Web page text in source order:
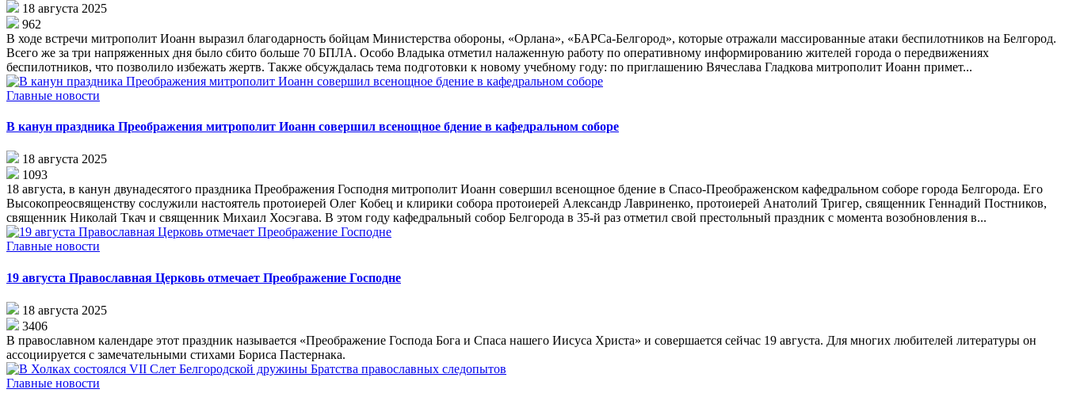
18 августа 2025
962
В ходе встречи митрополит Иоанн выразил благодарность бойцам Министерства обороны, «Орлана», «БАРСа-Белгород», которые отражали массированные атаки беспилотников на Белгород.
Всего же за три напряженных дня было сбито больше 70 БПЛА. Особо Владыка отметил налаженную работу по оперативному информированию жителей города о передвижениях
беспилотников, что позволило избежать жертв. Также обсуждалась тема подготовки к новому учебному году: по приглашению Вячеслава Гладкова митрополит Иоанн примет...
Главные новости
В канун праздника Преображения митрополит Иоанн совершил всенощное бдение в кафедральном соборе
18 августа 2025
1093
18 августа, в канун двунадесятого праздника Преображения Господня митрополит Иоанн совершил всенощное бдение в Спасо-Преображенском кафедральном соборе города Белгорода. Его
Высокопреосвященству сослужили настоятель протоиерей Олег Кобец и клирики собора протоиерей Александр Лавриненко, протоиерей Анатолий Тригер, священник Геннадий Постников,
священник Николай Ткач и священник Михаил Хосэгава. В этом году кафедральный собор Белгорода в 35-й раз отметил свой престольный праздник с момента возобновления в...
Главные новости
19 августа Православная Церковь отмечает Преображение Господне
18 августа 2025
3406
В православном календаре этот праздник называется «Преображение Господа Бога и Спаса нашего Иисуса Христа» и совершается сейчас 19 августа. Для многих любителей литературы он
ассоциируется с замечательными стихами Бориса Пастернака.
Главные новости